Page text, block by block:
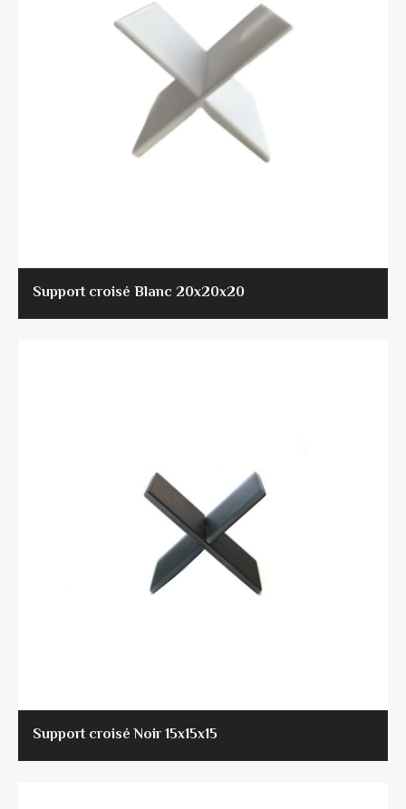
Support croisé Blanc 20x20x20
Support croisé Noir 15x15x15